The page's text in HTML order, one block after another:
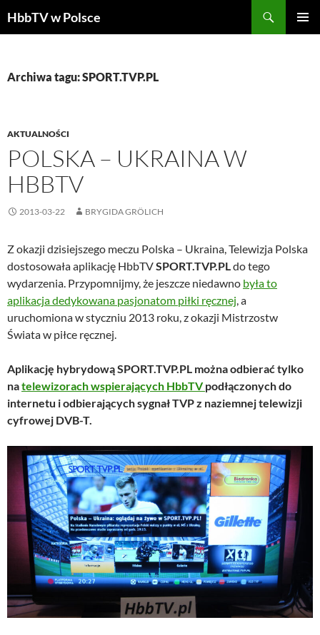
HbbTV w Polsce
Archiwa tagu: SPORT.TVP.PL
AKTUALNOŚCI
POLSKA – UKRAINA W
HBBTV
2013-03-22 BRYGIDA GRÖLICH
Z okazji dzisiejszego meczu Polska – Ukraina, Telewizja Polska
dostosowała aplikację HbbTVSPORT.TVP.PLdo tego
wydarzenia. Przypomnijmy, że jeszcze niedawno była to
aplikacja dedykowana pasjonatom piłki ręcznej, a
uruchomiona w styczniu 2013 roku, z okazji Mistrzostw
Świata w piłce ręcznej.
Aplikację hybrydową SPORT.TVP.PL można odbierać tylko
natelewizorach wspierających HbbTVpodłączonych do
internetu i odbierających sygnał TVP z naziemnej telewizji
cyfrowej DVB-T.